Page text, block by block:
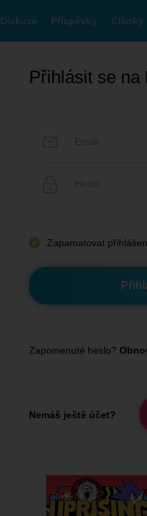
Diskuze Příspěvky Články
Přihlásit se na
Zapamatovat
Zapomenuté heslo?
Nemáš ještě účet?